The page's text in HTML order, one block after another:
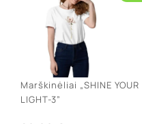
Marškinėliai „SHINE YOUR
LIGHT-3”